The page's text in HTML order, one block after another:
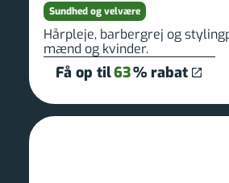
Sundhed og velvære
Hårpleje, barbergrej og
mænd og kvinder.
Få op til63% rabat